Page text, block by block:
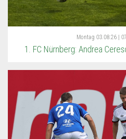
Montag 03.08.26 |
1. FC Nürnberg: Andrea